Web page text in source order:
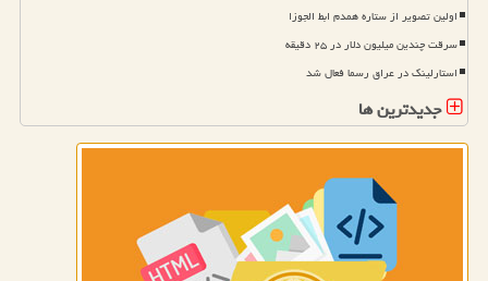
اولین تصویر از ستاره همدم ابط الجوزا
سرقت چندین میلیون دلار در ۲۵ دقیقه
استارلینک در عراق رسما فعال شد
جدیدترین ها